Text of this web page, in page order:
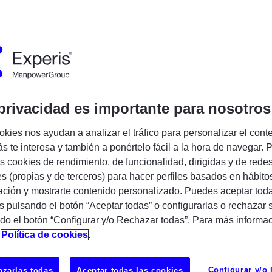
propios
DE LA INFORMACIÓN
una política de gestión Seguridad de los Sistemas de
y avanzar hacia la visión que se tiene para la empresa
diferenciales
mantener y mejorar el Sistema de Gestión de Seguridad
y la mejora continua, que alcance a todas las
es importante para
nos ayudan a analizar el tráfico para personalizar el
te interesa y también a ponértelo fácil a la hora de navegar.
cookies de rendimiento, de funcionalidad, dirigidas y de
(propias y de terceros) para hacer perfiles basados en
y mostrarte contenido personalizado. Puedes aceptar
pulsando el botón “Aceptar todas” o configurarlas o rechazar
el botón “Configurar y/o Rechazar todas”. Para más
Política de cookies.
Configurar y/o